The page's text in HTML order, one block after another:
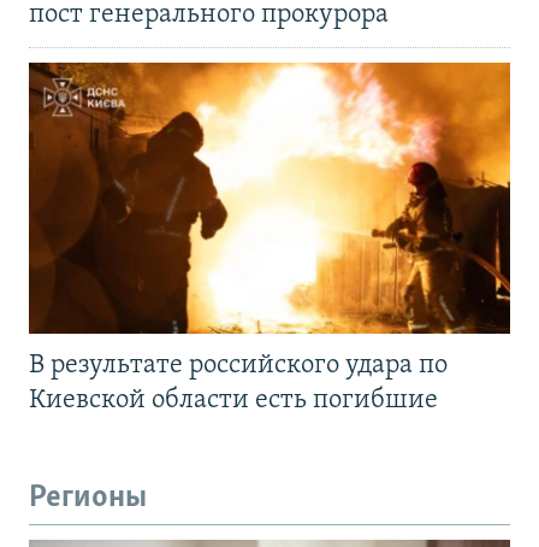
пост генерального прокурора
В результате российского удара по
Киевской области есть погибшие
Регионы